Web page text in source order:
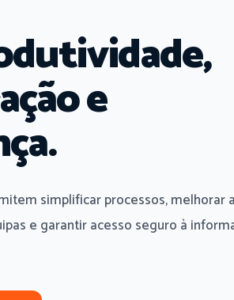
e
simplificar processos, melhorar a
e garantir acesso seguro à